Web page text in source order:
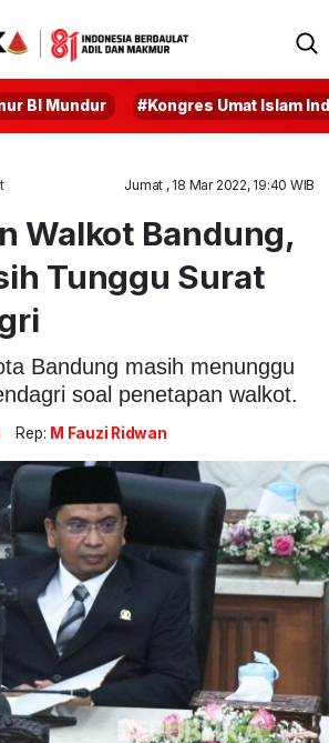
BI Mundur #Kongres Umat Islam
Jumat , 18 Mar 2022, 19:40 WIB
Walkot Bandung,
Tunggu Surat
Bandung masih menunggu
soal penetapan walkot.
Rep: M Fauzi Ridwan